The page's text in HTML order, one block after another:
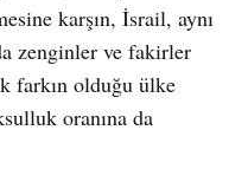
karşın, İsrail, aynı
zenginler ve fakirler
farkın olduğu ülke
oranına da